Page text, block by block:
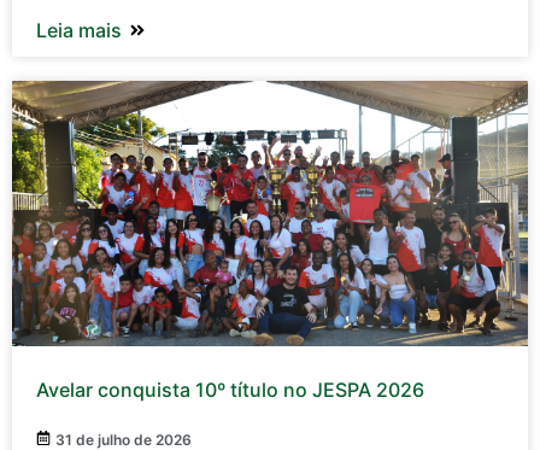
Leia mais
Avelar conquista 10º título no JESPA 2026
31 de julho de 2026